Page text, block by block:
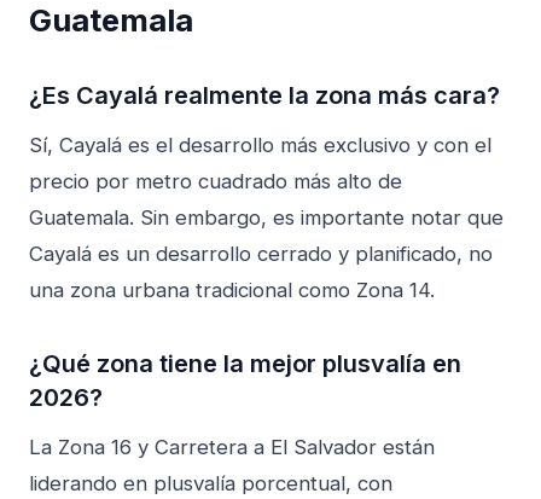
Guatemala
¿Es Cayalá realmente la zona más cara?
Sí, Cayalá es el desarrollo más exclusivo y con el
precio por metro cuadrado más alto de
Guatemala. Sin embargo, es importante notar que
Cayalá es un desarrollo cerrado y planificado, no
una zona urbana tradicional como Zona 14.
¿Qué zona tiene la mejor plusvalía en
2026?
La Zona 16 y Carretera a El Salvador están
liderando en plusvalía porcentual, con